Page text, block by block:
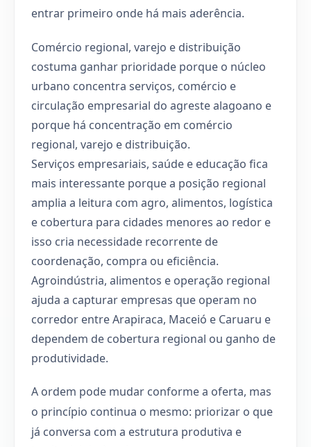
entrar primeiro onde há mais aderência.
Comércio regional, varejo e distribuição
costuma ganhar prioridade porque o núcleo
urbano concentra serviços, comércio e
circulação empresarial do agreste alagoano e
porque há concentração em comércio
regional, varejo e distribuição.
Serviços empresariais, saúde e educação fica
mais interessante porque a posição regional
amplia a leitura com agro, alimentos, logística
e cobertura para cidades menores ao redor e
isso cria necessidade recorrente de
coordenação, compra ou eficiência.
Agroindústria, alimentos e operação regional
ajuda a capturar empresas que operam no
corredor entre Arapiraca, Maceió e Caruaru e
dependem de cobertura regional ou ganho de
produtividade.
A ordem pode mudar conforme a oferta, mas
o princípio continua o mesmo: priorizar o que
já conversa com a estrutura produtiva e